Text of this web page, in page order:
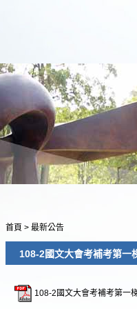
首頁 > 最新公告
108-2國文大會考補考第一
108-2國文大會考補考第一